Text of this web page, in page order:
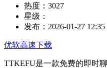
热度： 3027
星级：
发布： 2026-01-27 12:35
优软高速下载
TTKEFU是一款免费的即时